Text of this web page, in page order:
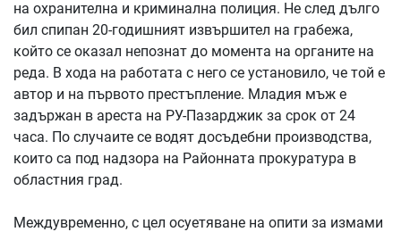
на охранителна и криминална полиция. Не след дълго
бил спипан 20-годишният извършител на грабежа,
който се оказал непознат до момента на органите на
реда. В хода на работата с него се установило, че той е
автор и на първото престъпление. Младия мъж е
задържан в ареста на РУ-Пазарджик за срок от 24
часа. По случаите се водят досъдебни производства,
които са под надзора на Районната прокуратура в
областния град.
Междувременно, с цел осуетяване на опити за измами